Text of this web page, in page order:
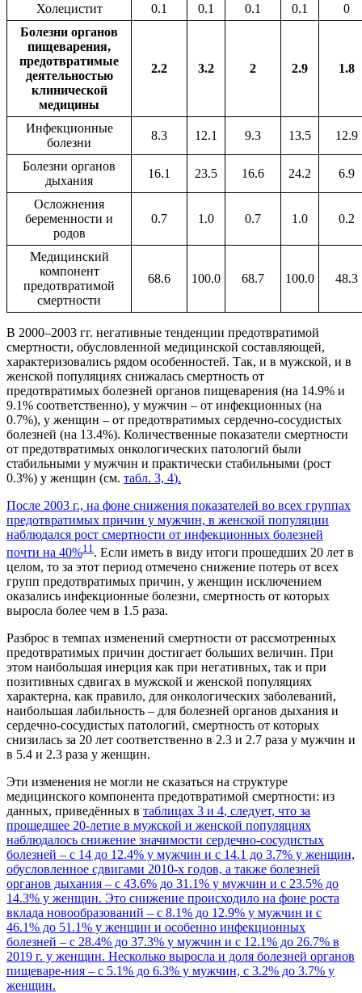
Холецистит 0.1 0.1 0.1 0.1
0
Болезни органов
пищеварения,
предотвратимые
деятельностью
клинической
медицины
2.2 3.2 2 2.9 1.8
Инфекционные
болезни
8.3 12.1 9.3 13.5 12.9
Болезни органов
дыхания
16.1 23.5 16.6 24.2 6.9
Осложнения
беременности и
родов
0.7 1.0 0.7 1.0 0.2
Медицинский
компонент
предотвратимой
смертности
68.6 100.0 68.7 100.0 48.3
В 2000–2003 гг. негативные тенденции предотвратимой
смертности, обусловленной медицинской составляющей,
характеризовались рядом особенностей. Так, и в мужской, и в
женской популяциях снижалась смертность от
предотвратимых болезней органов пищеварения (на 14.9% и
9.1% соответственно), у мужчин – от инфекционных (на
0.7%), у женщин – от предотвратимых сердечно-сосудистых
болезней (на 13.4%). Количественные показатели смертности
от предотвратимых онкологических патологий были
стабильными у мужчин и практически стабильными (рост
0.3%) у женщин (см. табл. 3, 4).
После 2003 г., на фоне снижения показателей во всех группах
предотвратимых причин у мужчин, в женской популяции
наблюдался рост смертности от инфекционных болезней
почти на 40%1 1 . Если иметь в виду итоги прошедших 20 лет в
целом, то за этот период отмечено снижение потерь от всех
групп предотвратимых причин, у женщин исключением
оказались инфекционные болезни, смертность от которых
выросла более чем в 1.5 раза.
Разброс в темпах изменений смертности от рассмотренных
предотвратимых причин достигает больших величин. При
этом наибольшая инерция как при негативных, так и при
позитивных сдвигах в мужской и женской популяциях
характерна, как правило, для онкологических заболеваний,
наибольшая лабильность – для болезней органов дыхания и
сердечно-сосудистых патологий, смертность от которых
снизилась за 20 лет соответственно в 2.3 и 2.7 раза у мужчин и
в 5.4 и 2.3 раза у женщин.
Эти изменения не могли не сказаться на структуре
медицинского компонента предотвратимой смертности: из
данных, приведённых в таблицах 3 и 4, следует, что за
прошедшее 20-летие в мужской и женской популяциях
наблюдалось снижение значимости сердечно-сосудистых
болезней – с 14 до 12.4% у мужчин и с 14.1 до 3.7% у женщин,
обусловленное сдвигами 2010-х годов, а также болезней
органов дыхания – с 43.6% до 31.1% у мужчин и с 23.5% до
14.3% у женщин. Это снижение происходило на фоне роста
вклада новообразований – с 8.1% до 12.9% у мужчин и с
46.1% до 51.1% у женщин и особенно инфекционных
болезней – с 28.4% до 37.3% у мужчин и с 12.1% до 26.7% в
2019 г. у женщин. Несколько выросла и доля болезней органов
пищеваре-ния – с 5.1% до 6.3% у мужчин, с 3.2% до 3.7% у
женщин.